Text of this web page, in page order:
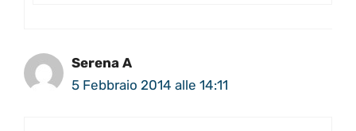
Serena A
5 Febbraio 2014 alle 14:11